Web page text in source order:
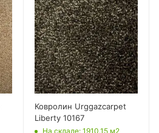
Ковролин Urggazcarpet
Liberty 10167
На складе: 1910.15 м2